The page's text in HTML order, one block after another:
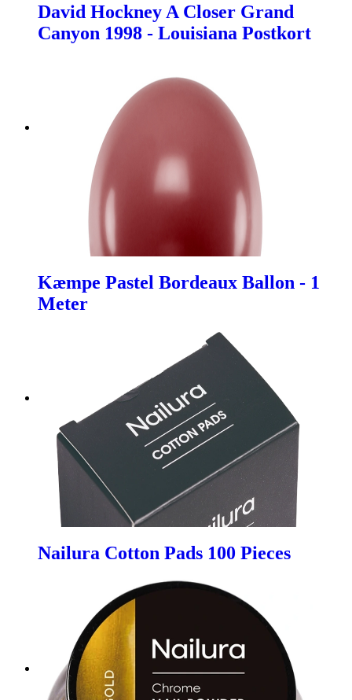
David Hockney A Closer Grand
Canyon 1998 - Louisiana Postkort
Kæmpe Pastel Bordeaux Ballon - 1
Meter
Nailura Cotton Pads 100 Pieces